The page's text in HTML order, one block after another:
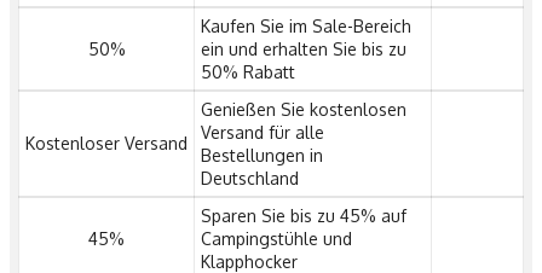
50%
Kaufen Sie im Sale-Bereich
ein und erhalten Sie bis zu
50% Rabatt
Kostenloser Versand
Genießen Sie kostenlosen
Versand für alle
Bestellungen in
Deutschland
45%
Sparen Sie bis zu 45% auf
Campingstühle und
Klapphocker